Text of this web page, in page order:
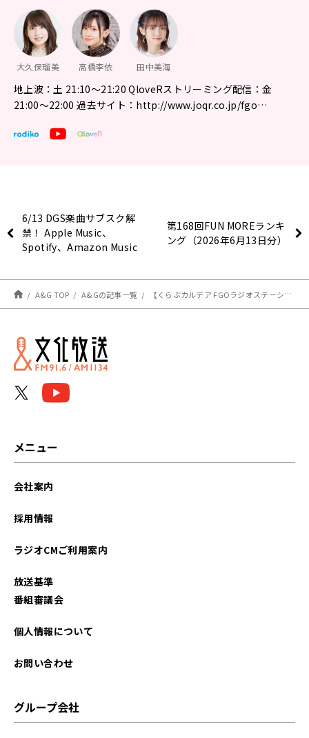
大久保瑠美 高橋李依 田中美海
地上波：土 21:10～21:20 QloveRストリーミング配信：金
21:00〜22:00 過去サイト：http://www.joqr.co.jp/fgo…
6/13 DGS楽曲サブスク解
禁！ Apple Music、
Spotify、Amazon Music
史・小野大輔のDear
Girl〜Stories〜】
第168回FUN MOREランキ
ング（2026年6月13日分）
A&G TOP A&Gの記事一覧 【くらぶカルデア FGOラジオステーション】第73回 放送レポート
メニュー
会社案内
採用情報
ラジオCMご利用案内
放送基準
番組審議会
個人情報について
お問い合わせ
グループ会社